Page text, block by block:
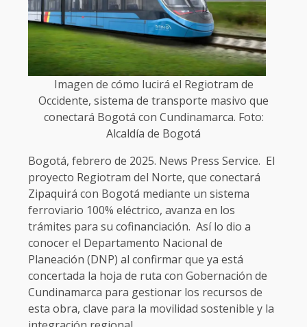
Imagen de cómo lucirá el Regiotram de
Occidente, sistema de transporte masivo que
conectará Bogotá con Cundinamarca. Foto:
Alcaldía de Bogotá
Bogotá, febrero de 2025. News Press Service. El
proyecto Regiotram del Norte, que conectará
Zipaquirá con Bogotá mediante un sistema
ferroviario 100% eléctrico, avanza en los
trámites para su cofinanciación. Así lo dio a
conocer el Departamento Nacional de
Planeación (DNP) al confirmar que ya está
concertada la hoja de ruta con Gobernación de
Cundinamarca para gestionar los recursos de
esta obra, clave para la movilidad sostenible y la